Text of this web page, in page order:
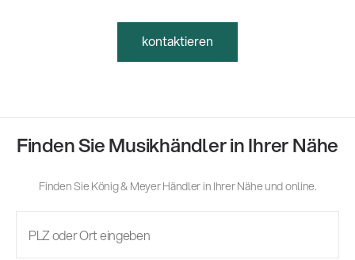
kontaktieren
Finden Sie Musikhändler in Ihrer Nähe
Finden Sie König & Meyer Händler in Ihrer Nähe und online.